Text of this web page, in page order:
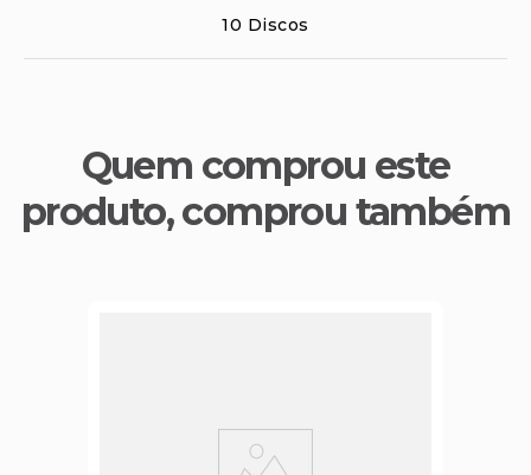
10 Discos
Quem comprou este
produto, comprou também